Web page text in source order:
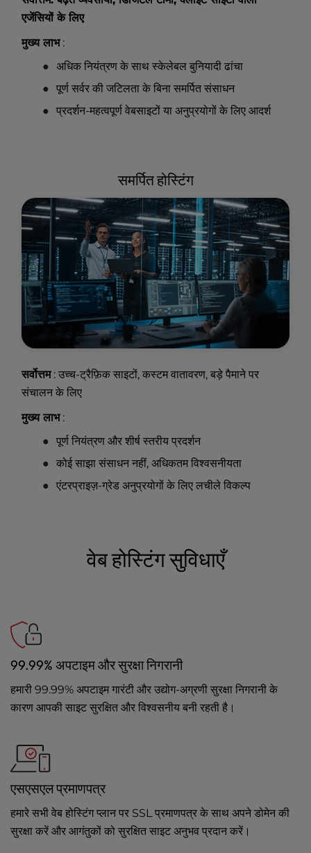
एजेंसियों के लिए
मुख्य लाभ:
अधिक नियंत्रण के साथ स्केलेबल बुनियादी ढांचा
पूर्ण सर्वर की जटिलता के बिना समर्पित संसाधन
प्रदर्शन-महत्वपूर्ण वेबसाइटों या अनुप्रयोगों के लिए आदर्श
समर्पित होस्टिंग
सर्वोत्तम: उच्च-ट्रैफ़िक साइटों, कस्टम वातावरण, बड़े पैमाने पर
संचालन के लिए
मुख्य लाभ:
पूर्ण नियंत्रण और शीर्ष स्तरीय प्रदर्शन
कोई साझा संसाधन नहीं, अधिकतम विश्वसनीयता
एंटरप्राइज़-ग्रेड अनुप्रयोगों के लिए लचीले विकल्प
वेब होस्टिंग सुविधाएँ
99.99% अपटाइम और सुरक्षा निगरानी
हमारी 99.99% अपटाइम गारंटी और उद्योग-अग्रणी सुरक्षा निगरानी के
कारण आपकी साइट सुरक्षित और विश्वसनीय बनी रहती है।
एसएसएल प्रमाणपत्र
हमारे सभी वेब होस्टिंग प्लान पर SSL प्रमाणपत्र के साथ अपने डोमेन की
सुरक्षा करें और आगंतुकों को सुरक्षित साइट अनुभव प्रदान करें।